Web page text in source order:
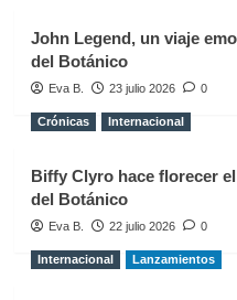
John Legend, un viaje
del Botánico
Eva B. 23 julio 2026 0
Crónicas Internacional
Biffy Clyro hace florecer
del Botánico
Eva B. 22 julio 2026 0
Internacional Lanzamientos